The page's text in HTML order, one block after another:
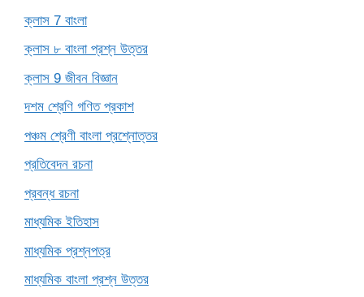
ক্লাস 7 বাংলা
ক্লাস ৮ বাংলা প্রশ্ন উত্তর
ক্লাস 9 জীবন বিজ্ঞান
দশম শ্রেণি গণিত প্রকাশ
পঞ্চম শ্রেণী বাংলা প্রশ্নোত্তর
প্রতিবেদন রচনা
প্রবন্ধ রচনা
মাধ্যমিক ইতিহাস
মাধ্যমিক প্রশ্নপত্র
মাধ্যমিক বাংলা প্রশ্ন উত্তর